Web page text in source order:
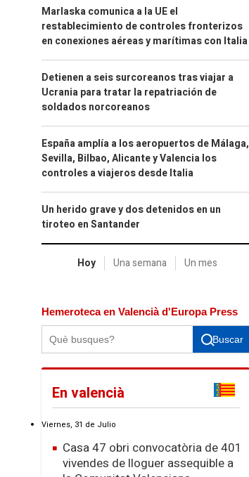
Marlaska comunica a la UE el
restablecimiento de controles fronterizos
en conexiones aéreas y marítimas con Italia
Detienen a seis surcoreanos tras viajar a
Ucrania para tratar la repatriación de
soldados norcoreanos
España amplía a los aeropuertos de Málaga,
Sevilla, Bilbao, Alicante y Valencia los
controles a viajeros desde Italia
Un herido grave y dos detenidos en un
tiroteo en Santander
Hoy Una semana Un mes
Hemeroteca en Valencià d'Europa Press
Buscar
En valencià
Viernes, 31 de Julio
Casa 47 obri convocatòria de 401
vivendes de lloguer assequible a